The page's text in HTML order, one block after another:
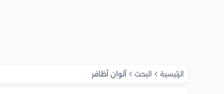
الرئيسية البحث ألوان أظافر